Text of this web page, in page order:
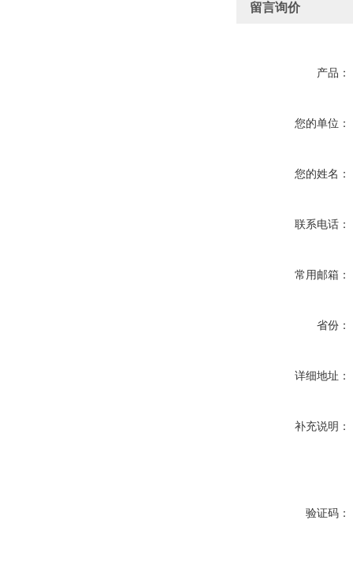
留言询价
产品：
您的单位：
您的姓名：
联系电话：
常用邮箱：
省份：
详细地址：
补充说明：
验证码：